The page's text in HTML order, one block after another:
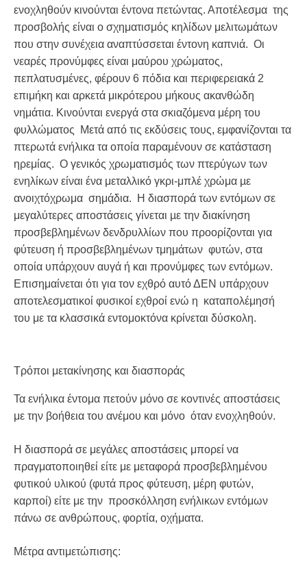
ενοχληθούν κινούνται έντονα πετώντας. Αποτέλεσμα της
προσβολής είναι ο σχηματισμός κηλίδων μελιτωμάτων
που στην συνέχεια αναπτύσσεται έντονη καπνιά. Οι
νεαρές προνύμφες είναι μαύρου χρώματος,
πεπλατυσμένες, φέρουν 6 πόδια και περιφερειακά 2
επιμήκη και αρκετά μικρότερου μήκους ακανθώδη
νημάτια. Κινούνται ενεργά στα σκιαζόμενα μέρη του
φυλλώματος Μετά από τις εκδύσεις τους, εμφανίζονται τα
πτερωτά ενήλικα τα οποία παραμένουν σε κατάσταση
ηρεμίας. Ο γενικός χρωματισμός των πτερύγων των
ενηλίκων είναι ένα μεταλλικό γκρι-μπλέ χρώμα µε
ανοιχτόχρωμα σημάδια. Η διασπορά των εντόμων σε
μεγαλύτερες αποστάσεις γίνεται µε την διακίνηση
προσβεβλημένων δενδρυλλίων που προορίζονται για
φύτευση ή προσβεβλημένων τμημάτων φυτών, στα
οποία υπάρχουν αυγά ή και προνύμφες των εντόμων.
Επισημαίνεται ότι για τον εχθρό αυτό ΔΕΝ υπάρχουν
αποτελεσματικοί φυσικοί εχθροί ενώ η καταπολέμησή
του με τα κλασσικά εντομοκτόνα κρίνεται δύσκολη.
Τρόποι μετακίνησης και διασποράς
Τα ενήλικα έντομα πετούν μόνο σε κοντινές αποστάσεις
με την βοήθεια του ανέμου και μόνο όταν ενοχληθούν.
Η διασπορά σε μεγάλες αποστάσεις μπορεί να
πραγματοποιηθεί είτε με μεταφορά προσβεβλημένου
φυτικού υλικού (φυτά προς φύτευση, μέρη φυτών,
καρποί) είτε με την προσκόλληση ενήλικων εντόμων
πάνω σε ανθρώπους, φορτία, οχήματα.
Μέτρα αντιμετώπισης: